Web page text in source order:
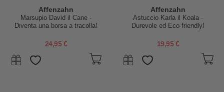
Affenzahn
Marsupio David il Cane -
Diventa una borsa a tracolla!
24,95 €
Affenzahn
Astuccio Karla il Koala -
Durevole ed Eco-friendly!
19,95 €